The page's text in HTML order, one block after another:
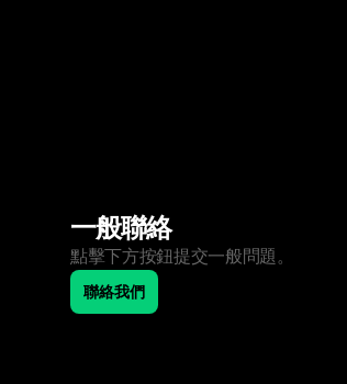
一般聯絡
點擊下方按鈕提交一般問題。
聯絡我們